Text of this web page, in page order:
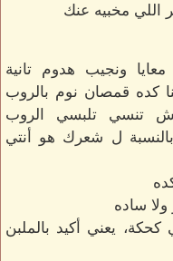
مخبيه عنك
ونجيب هدوم تانية
كده قمصان نوم بالروب
تنسي تلبسي الروب
ل شعرك هو أنتي
ساده
يعني أكيد بالملبن